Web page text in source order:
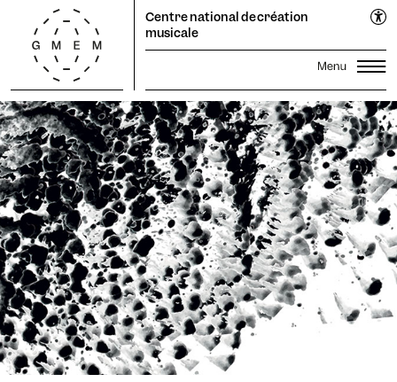
Centre national de création
musicale
Saison
Festival Propagations
Productions
Résidences
Transmission
Recherche
Le GMEM Sonothèque
Candidater
La Coopérative
Calendrier
Infos pratiques
Billetterie
Lun Mar Mer Jeu Ven Sam
Dim
1
2
3
4 5 6 7 8
9
10
11 12 13 14 15
16
17
18 19 20 21 22
23
24
25 26 27 28 29
30
31
abonnez-vous à la newsletter pour rester averti·e.
EN
Cookies management panel